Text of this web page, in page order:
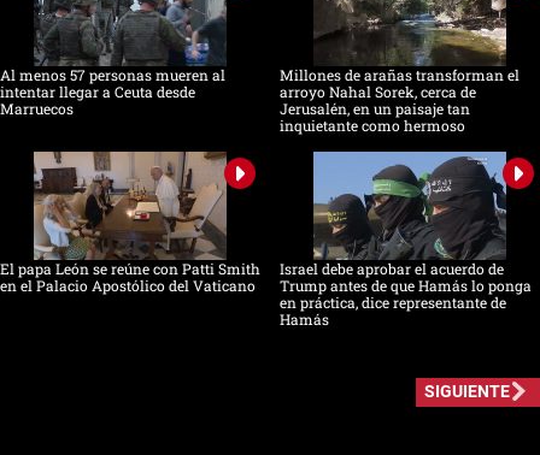
Al menos 57 personas mueren al
intentar llegar a Ceuta desde
Marruecos
Millones de arañas transforman el
arroyo Nahal Sorek, cerca de
Jerusalén, en un paisaje tan
inquietante como hermoso
El papa León se reúne con Patti Smith
en el Palacio Apostólico del Vaticano
Israel debe aprobar el acuerdo de
Trump antes de que Hamás lo ponga
en práctica, dice representante de
Hamás
SIGUIENTE